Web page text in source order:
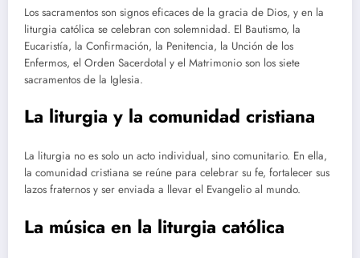
Los sacramentos son signos eficaces de la gracia de Dios, y en la
liturgia católica se celebran con solemnidad. El Bautismo, la
Eucaristía, la Confirmación, la Penitencia, la Unción de los
Enfermos, el Orden Sacerdotal y el Matrimonio son los siete
sacramentos de la Iglesia.
La liturgia y la comunidad cristiana
La liturgia no es solo un acto individual, sino comunitario. En ella,
la comunidad cristiana se reúne para celebrar su fe, fortalecer sus
lazos fraternos y ser enviada a llevar el Evangelio al mundo.
La música en la liturgia católica